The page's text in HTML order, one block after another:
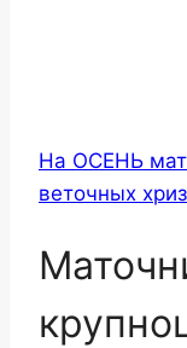
На ОСЕНЬ
веточных